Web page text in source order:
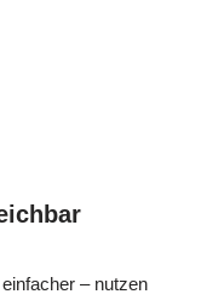
– nutzen